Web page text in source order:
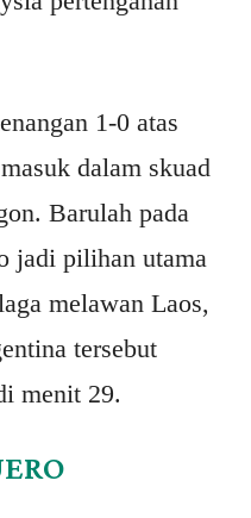
1-0 atas
dalam skuad
Barulah pada
jadi pilihan utama
melawan Laos,
tersebut
menit 29.